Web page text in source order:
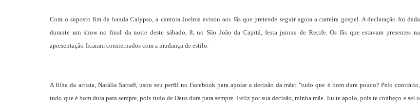
Com o suposto fim da banda Calypso, a cantora Joelma avisou aos fãs que pretende seguir agora a carreira gospel. A declaração foi dada
durante um show no final da noite deste sábado, 8, no São João da Capitá, festa junina de Recife. Os fãs que estavam presentes na
apresentação ficaram consternados com a mudança de estilo.
A filha da artista, Natália Sarraff, usou seu perfil no Facebook para apoiar a decisão da mãe: "tudo que é bom dura pouco? Pelo contrário,
tudo que é bom dura para sempre, pois tudo de Deus dura para sempre. Feliz por sua decisão, minha mãe. Eu te apoio, pois te conheço e sei o